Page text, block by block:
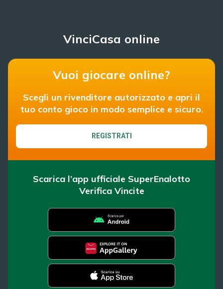
VinciCasa online
Vuoi giocare online?
Scegli un rivenditore autorizzato e apri il
tuo conto gioco in modo semplice e sicuro.
REGISTRATI
Scarica l’app ufficiale SuperEnalotto
Verifica Vincite
SuperEnalotto